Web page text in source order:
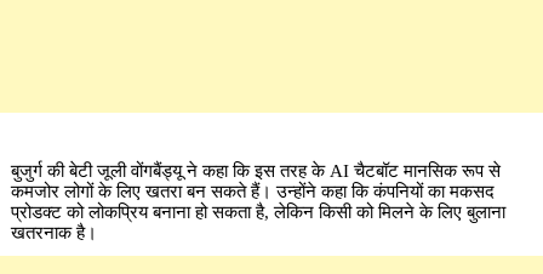
बुजुर्ग की बेटी जूली वोंगबैंड्यू ने कहा कि इस तरह के AI चैटबॉट मानसिक रूप से
कमजोर लोगों के लिए खतरा बन सकते हैं। उन्होंने कहा कि कंपनियों का मकसद
प्रोडक्ट को लोकप्रिय बनाना हो सकता है, लेकिन किसी को मिलने के लिए बुलाना
खतरनाक है।